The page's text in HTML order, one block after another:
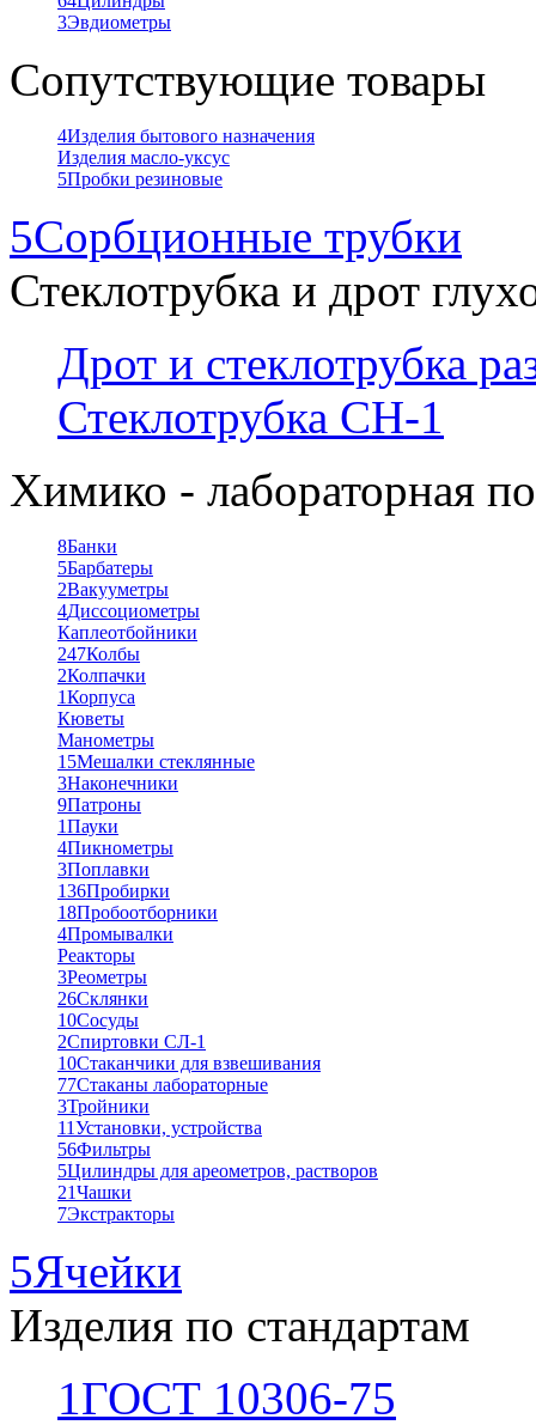
3Эвдиометры
Сопутствующие товары
4Изделия бытового назначения
Изделия масло-уксус
5Пробки резиновые
5Сорбционные трубки
Стеклотрубка и дрот
Дрот и стеклотрубка
Стеклотрубка СН-1
Химико - лабораторная
8Банки
5Барбатеры
2Вакууметры
4Диссоциометры
Каплеотбойники
247Колбы
2Колпачки
1Корпуса
Кюветы
Манометры
15Мешалки стеклянные
3Наконечники
9Патроны
1Пауки
4Пикнометры
3Поплавки
136Пробирки
18Пробоотборники
4Промывалки
Реакторы
3Реометры
26Склянки
10Сосуды
2Спиртовки СЛ-1
10Стаканчики для взвешивания
77Стаканы лабораторные
3Тройники
11Установки, устройства
56Фильтры
5Цилиндры для ареометров, растворов
21Чашки
7Экстракторы
5Ячейки
Изделия по стандартам
1ГОСТ 10306-75